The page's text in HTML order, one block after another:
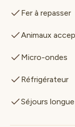
Fer à repasser
Animaux
Micro-ondes
Réfrigérateur
Séjours